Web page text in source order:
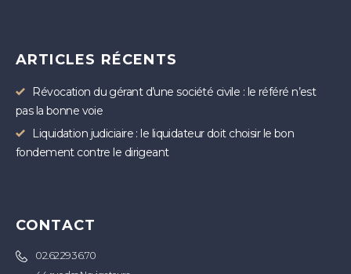
ARTICLES RÉCENTS
Révocation du gérant d’une société civile : le référé n’est
pas la bonne voie
Liquidation judiciaire : le liquidateur doit choisir le bon
fondement contre le dirigeant
CONTACT
02.62.29.36.70